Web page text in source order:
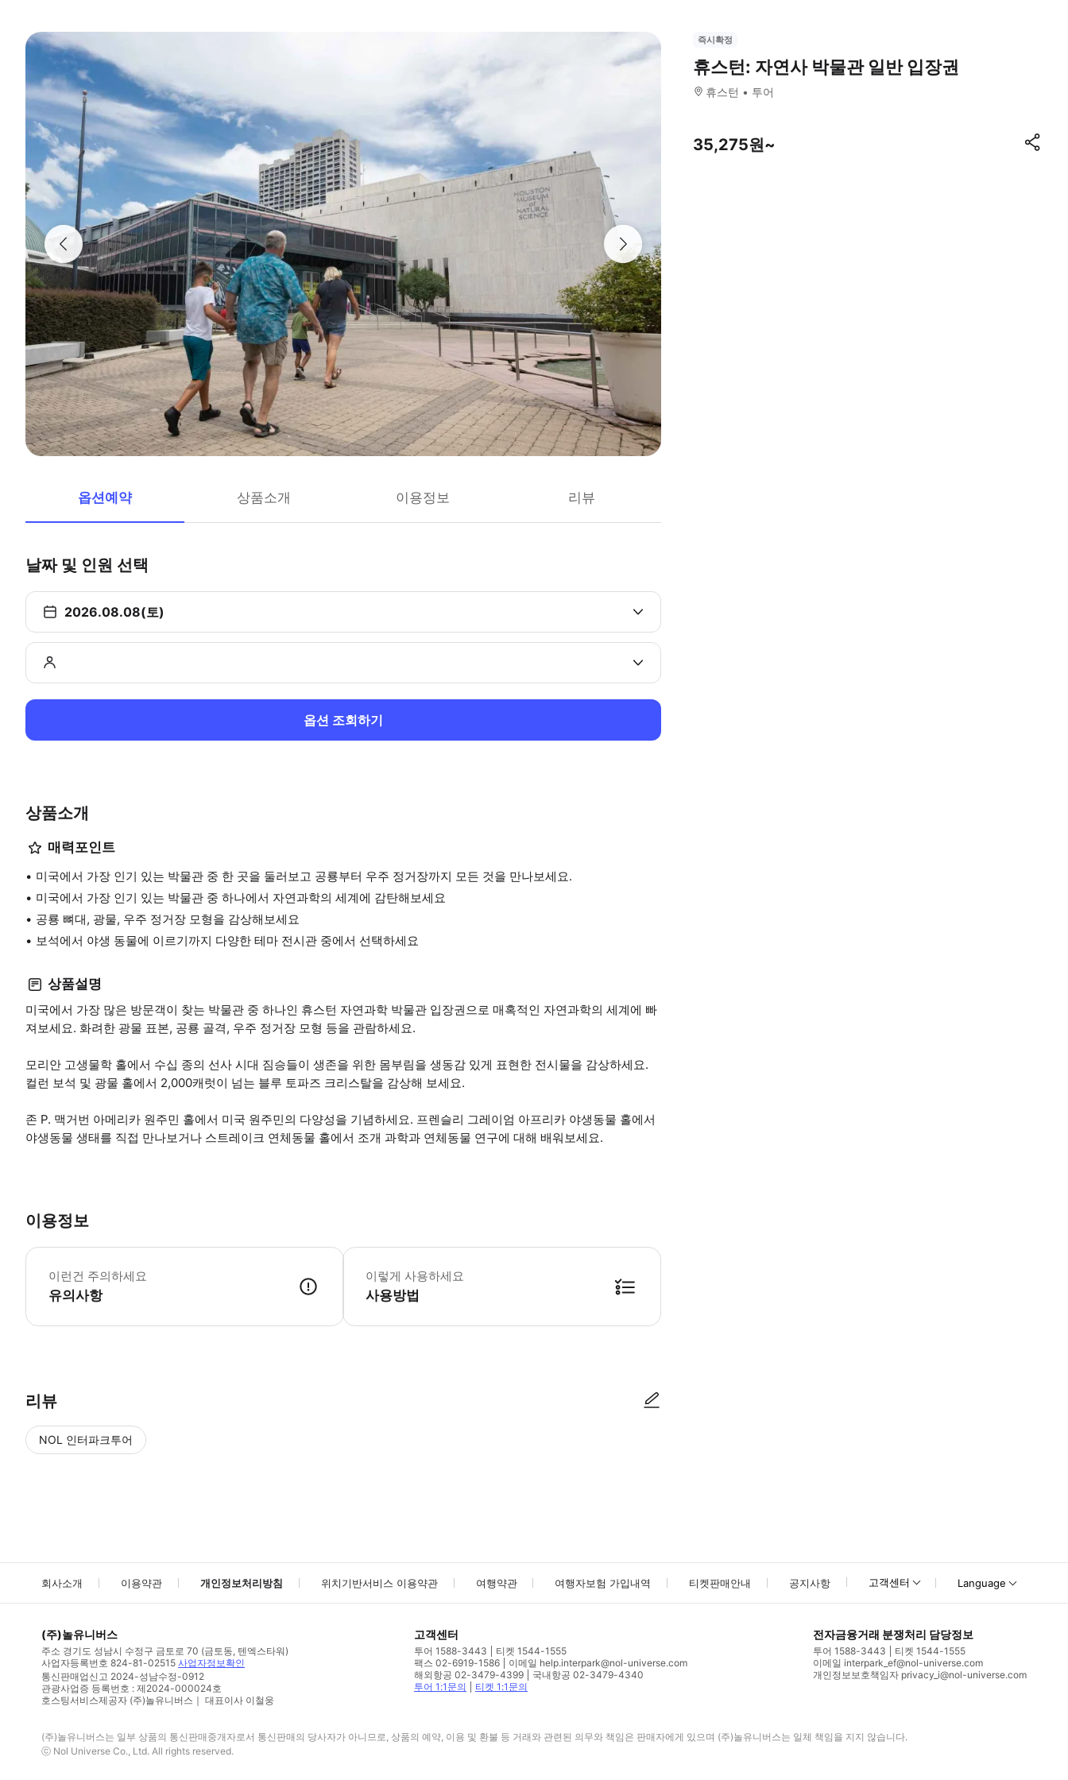
옵션예약 상품소개 이용정보 리뷰
날짜 및 인원 선택
2026.08.08(토)
옵션 조회하기
상품소개
매력포인트
미국에서 가장 인기 있는 박물관 중 한 곳을 둘러보고 공룡부터 우주 정거장까지 모든 것을 만나보세요.
미국에서 가장 인기 있는 박물관 중 하나에서 자연과학의 세계에 감탄해보세요
공룡 뼈대, 광물, 우주 정거장 모형을 감상해보세요
보석에서 야생 동물에 이르기까지 다양한 테마 전시관 중에서 선택하세요
상품설명
미국에서 가장 많은 방문객이 찾는 박물관 중 하나인 휴스턴 자연과학 박물관 입장권으로 매혹적인 자연과학의 세계에 빠
져보세요. 화려한 광물 표본, 공룡 골격, 우주 정거장 모형 등을 관람하세요.
모리안 고생물학 홀에서 수십 종의 선사 시대 짐승들이 생존을 위한 몸부림을 생동감 있게 표현한 전시물을 감상하세요.
컬런 보석 및 광물 홀에서 2,000캐럿이 넘는 블루 토파즈 크리스탈을 감상해 보세요.
존 P. 맥거번 아메리카 원주민 홀에서 미국 원주민의 다양성을 기념하세요. 프렌슬리 그레이엄 아프리카 야생동물 홀에서
야생동물 생태를 직접 만나보거나 스트레이크 연체동물 홀에서 조개 과학과 연체동물 연구에 대해 배워보세요.
이용정보
이런건 주의하세요
유의사항
이렇게 사용하세요
사용방법
리뷰
NOL 인터파크투어
즉시확정
휴스턴: 자연사 박물관 일반 입장권
휴스턴 투어
35,275원~
회사소개 이용약관 개인정보처리방침 위치기반서비스 이용약관 여행약관 여행자보험 가입내역 티켓판매안내 공지사항 고객센터 Language
(주)놀유니버스
주소 경기도 성남시 수정구 금토로 70 (금토동, 텐엑스타워)
사업자등록번호 824-81-02515 사업자정보확인
통신판매업신고 2024-성남수정-0912
관광사업증 등록번호 : 제2024-000024호
호스팅서비스제공자 (주)놀유니버스｜ 대표이사 이철웅
고객센터
투어 1588-3443
티켓 1544-1555
팩스 02-6919-1586
이메일 help.interpark@nol-universe.com
해외항공 02-3479-4399
국내항공 02-3479-4340
투어 1:1문의
티켓 1:1문의
전자금융거래 분쟁처리 담당정보
투어 1588-3443
티켓 1544-1555
이메일 interpark_ef@nol-universe.com
개인정보보호책임자 privacy_i@nol-universe.com
(주)놀유니버스는 일부 상품의 통신판매중개자로서 통신판매의 당사자가 아니므로, 상품의 예약, 이용 및 환불 등 거래와 관련된 의무와 책임은 판매자에게 있으며 (주)놀유니버스는 일체 책임을 지지 않습니다.
ⓒ Nol Universe Co., Ltd. All rights reserved.